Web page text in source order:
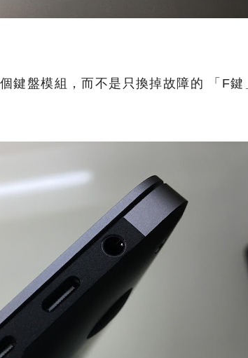
鍵盤模組，而不是只換掉故障的 「F鍵